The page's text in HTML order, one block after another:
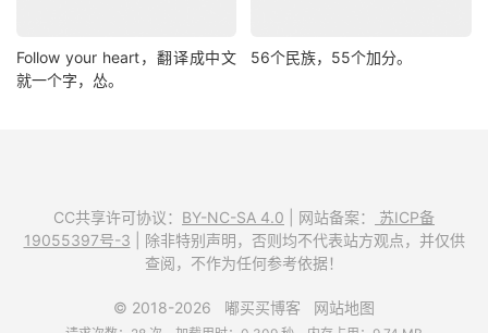
Follow your heart，翻译成中文
就一个字，怂。
56个民族，55个加分。
CC共享许可协议： BY-NC-SA 4.0 | 网站备案：
苏ICP备
19055397号-3 | 除非特别声明，否则均不代表站方观点，并仅供
查阅，不作为任何参考依据！
© 2018-2026 嘟买买博客 网站地图